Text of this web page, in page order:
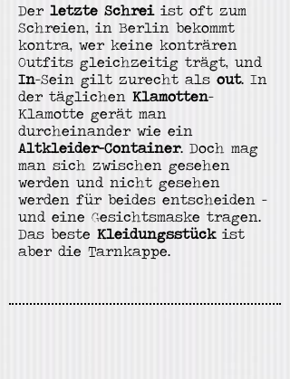
Der letzte Schreiist oft zum
Schreien, in Berlin bekommt
kontra, wer keine konträren
Outfits gleichzeitig trägt, und
In-Sein gilt zurecht als out. In
der täglichen Klamotten-
Klamotte gerät man
durcheinander wie ein
Altkleider-Container. Doch mag
man sich zwischen gesehen
werden und nicht gesehen
werden für beides entscheiden -
und eine Gesichtsmaske tragen.
Das beste Kleidungsstückist
aber die Tarnkappe.